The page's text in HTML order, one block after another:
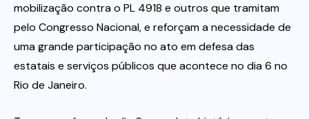
mobilização contra o PL 4918 e outros que tramitam
pelo Congresso Nacional, e reforçam a necessidade de
uma grande participação no ato em defesa das
estatais e serviços públicos que acontece no dia 6 no
Rio de Janeiro.